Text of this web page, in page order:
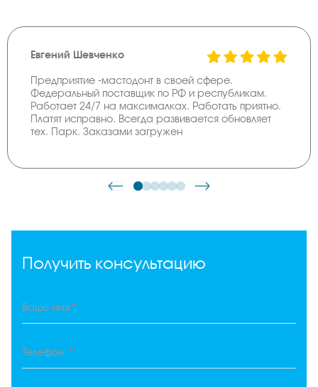
Евгений Шевченко
Предприятие -мастодонт в своей сфере.
Федеральный поставщик по РФ и республикам.
Работает 24/7 на максималках. Работать приятно.
Платят исправно. Всегда развивается обновляет
тех. Парк. Заказами загружен
Получить консультацию
Ваше имя *
Телефон *